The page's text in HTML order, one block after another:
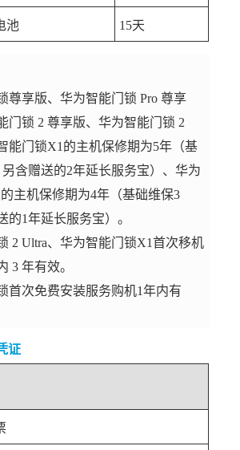
池 15天
尊享版、华为智能门锁 Pro 尊享
门锁 2 尊享版、华为智能门锁 2
能门锁X1的主机保修期为5年（基
含赠送的2年延长服务宝）、华为
主机保修期为4年（基础维保3
的1年延长服务宝）。
2 Ultra、华为智能门锁X1首次移机
3 年有效。
首次免费安装服务购机1年内有
证